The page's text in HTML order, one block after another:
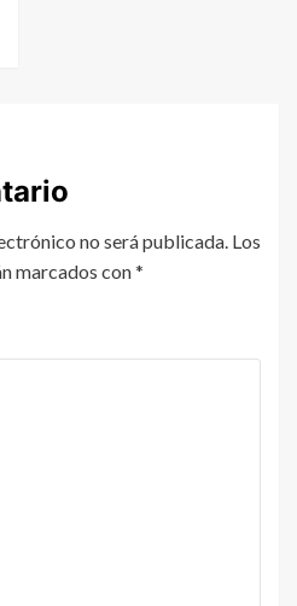
no será publicada. Los
marcados con*